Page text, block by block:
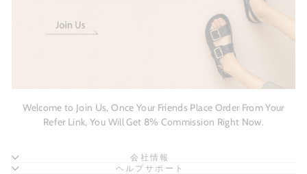
Welcome to Join Us, Once Your Friends Place Order From Your
Refer Link, You Will Get 8% Commission Right Now.
会社情報
ヘルプサポート